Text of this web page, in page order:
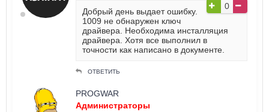
0
Добрый день выдает ошибку.
1009 не обнаружен ключ
драйвера. Необходима инсталляция
драйвера. Хотя все выполнил в
точности как написано в документе.
ОТВЕТИТЬ
PROGWAR
Администраторы